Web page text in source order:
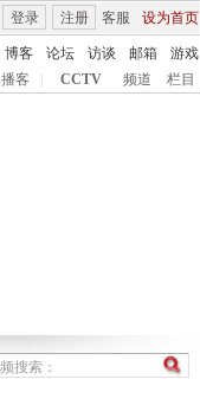
客服 设为首页
登录 注册
博客 论坛 访谈 邮箱
游戏
播客 CCTV 频道 栏目